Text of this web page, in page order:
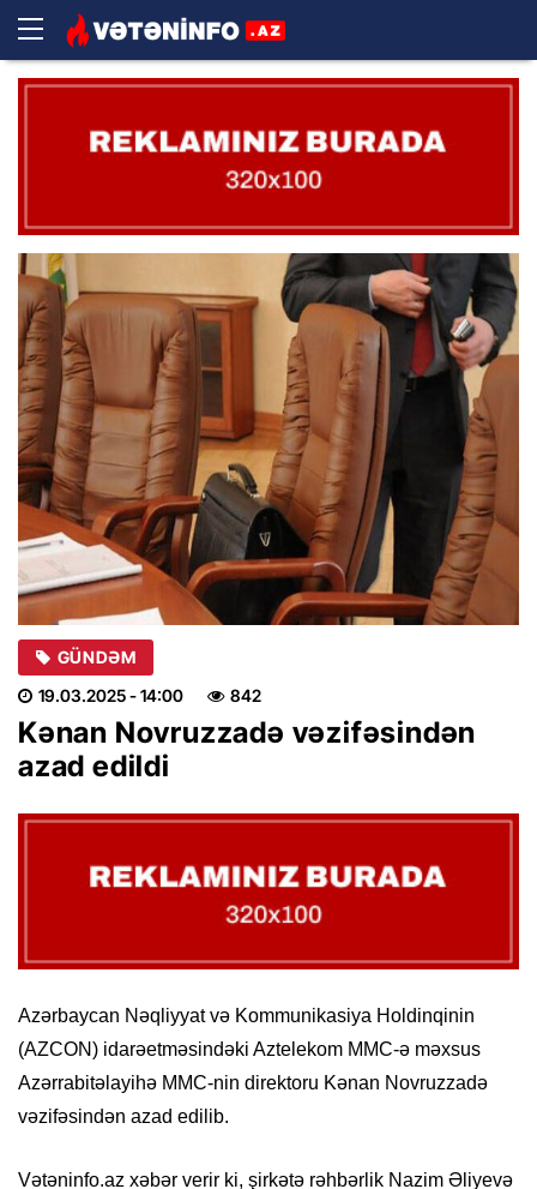
GÜNDƏM
19.03.2025- 14:00 842
Kənan Novruzzadə vəzifəsindən
azad edildi
Azərbaycan Nəqliyyat və Kommunikasiya Holdinqinin
(AZCON) idarəetməsindəki Aztelekom MMC-ə məxsus
Azərrabitəlayihə MMC-nin direktoru Kənan Novruzzadə
vəzifəsindən azad edilib.
Vətəninfo.az xəbər verir ki, şirkətə rəhbərlik Nazim Əliyevə